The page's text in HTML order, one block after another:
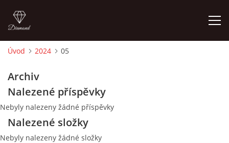
FOTOALBUM
TERMÍNY KONÁNÍ TRHŮ
Úvod 2024 05
Archiv
Nalezené příspěvky
Nebyly nalezeny žádné příspěvky
Nalezené složky
Nebyly nalezeny žádné složky